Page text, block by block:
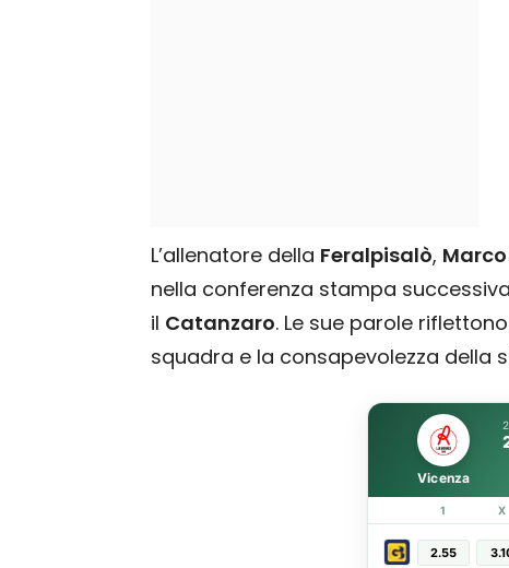
L’allenatore della Feralpisalò,
nella conferenza stampa
il Catanzaro. Le sue parole
squadra e la consapevolezza della
Vicenza
1 X
2.55